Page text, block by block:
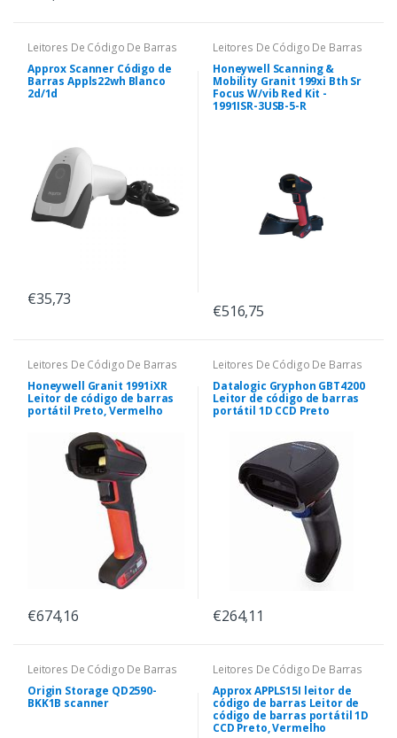
Leitores De Código De Barras
Approx Scanner Código de
Barras Appls22wh Blanco
2d/1d
€35,73
Leitores De Código De Barras
Honeywell Scanning &
Mobility Granit 199xi Bth Sr
Focus W/vib Red Kit -
1991ISR-3USB-5-R
€516,75
Leitores De Código De Barras
Honeywell Granit 1991iXR
Leitor de código de barras
portátil Preto, Vermelho
€674,16
Leitores De Código De Barras
Datalogic Gryphon GBT4200
Leitor de código de barras
portátil 1D CCD Preto
€264,11
Leitores De Código De Barras
Origin Storage QD2590-
BKK1B scanner
Leitores De Código De Barras
Approx APPLS15I leitor de
código de barras Leitor de
código de barras portátil 1D
CCD Preto, Vermelho